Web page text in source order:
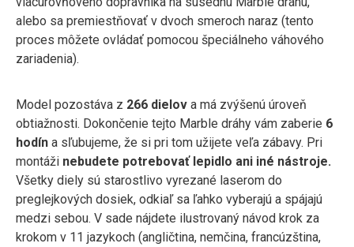
alebo sa premiestňovať v dvoch smeroch naraz (tento
proces môžete ovládať pomocou špeciálneho váhového
zariadenia).
Model pozostáva z 266 dielov a má zvýšenú úroveň
obtiažnosti. Dokončenie tejto Marble dráhy vám zaberie 6
hodín a sľubujeme, že si pri tom užijete veľa zábavy. Pri
montáži nebudete potrebovať lepidlo ani iné nástroje.
Všetky diely sú starostlivo vyrezané laserom do
preglejkových dosiek, odkiaľ sa ľahko vyberajú a spájajú
medzi sebou. V sade nájdete ilustrovaný návod krok za
krokom v 11 jazykoch (angličtina, nemčina, francúzština,